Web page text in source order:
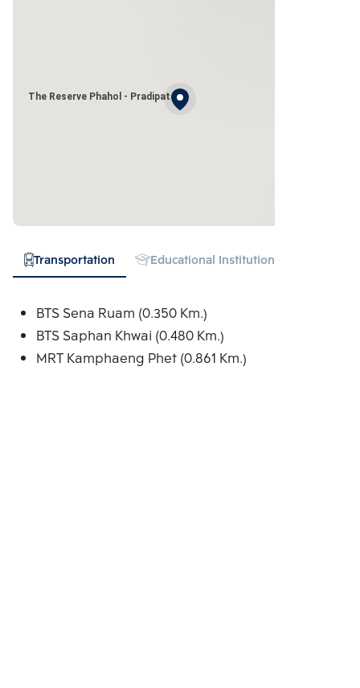
The Reserve Phahol - Pradipat
Transportation Educational Institution
BTS Sena Ruam (0.350 Km.)
BTS Saphan Khwai (0.480 Km.)
MRT Kamphaeng Phet (0.861 Km.)